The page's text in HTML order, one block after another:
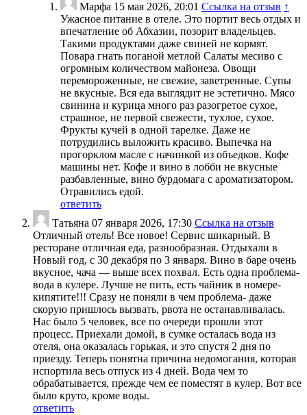
Марфа 15 мая 2026, 20:01 Ссылка на отзыв ↑
Ужасное питание в отеле. Это портит весь отдых и
впечатление об Абхазии, позорит владельцев.
Такими продуктами даже свиней не кормят.
Повара гнать поганой метлой Салаты месиво с
огромным количеством майонеза. Овощи
перемороженные, не свежие, заветренные. Супы
не вкусные. Вся еда выглядит не эстетично. Мясо
свинина и курица много раз разогретое сухое,
страшное, не первой свежести, тухлое, сухое.
Фрукты кучей в одной тарелке. Даже не
потрудились выложить красиво. Выпечка на
прогорклом масле с начинкой из объедков. Кофе
машины нет. Кофе и вино в лобби не вкусные
разбавленные, вино бурдомага с ароматизатором.
Отравились едой.
ответить
Татьяна 07 января 2026, 17:30 Ссылка на отзыв
Отличный отель! Все новое! Сервис шикарный. В
ресторане отличная еда, разнообразная. Отдыхали в
Новый год, с 30 декабря по 3 января. Вино в баре очень
вкусное, чача — выше всех похвал. Есть одна проблема-
вода в кулере. Лучше не пить, есть чайник в номере-
кипятите!!! Сразу не поняли в чем проблема- даже
скорую пришлось вызвать, рвота не останавливалась.
Нас было 5 человек, все по очереди прошли этот
процесс. Приехали домой, в сумке осталась вода из
отеля, она оказалась горькая, и это спустя 2 дня по
приезду. Теперь понятна причина недомогания, которая
испортила весь отпуск из 4 дней. Вода чем то
обрабатывается, прежде чем ее поместят в кулер. Вот все
было круто, кроме воды.
ответить